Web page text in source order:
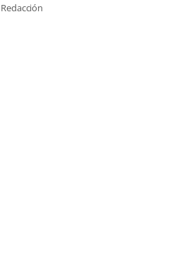
Redacción